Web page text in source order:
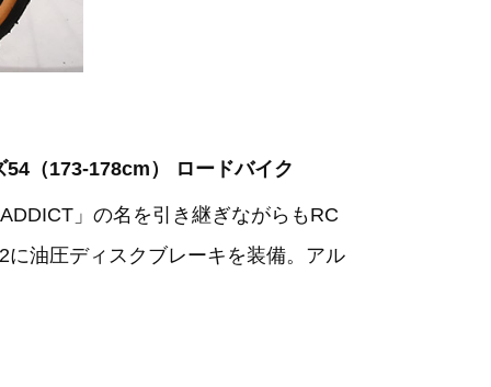
（173-178cm） ロードバイク
」の名を引き継ぎながらもRC
油圧ディスクブレーキを装備。アル